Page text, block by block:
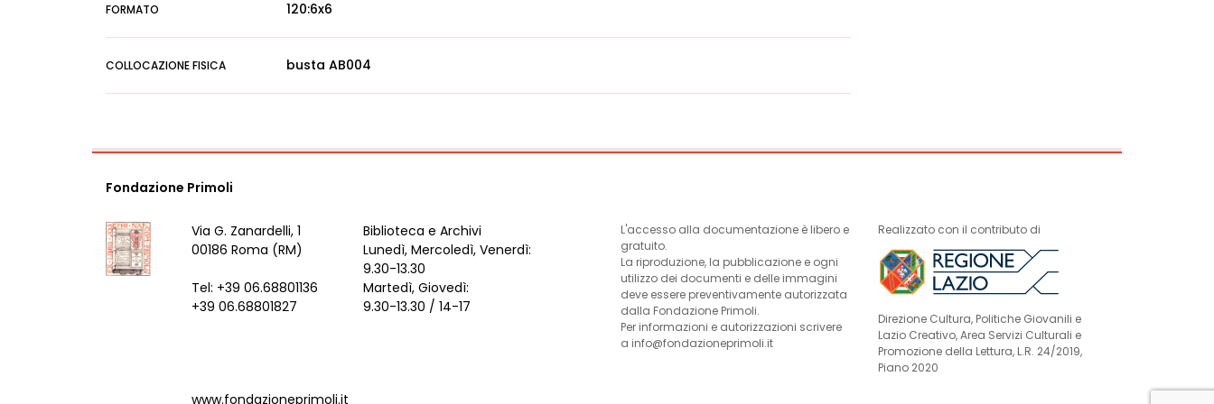
FORMATO 120:6x6
COLLOCAZIONE FISICA busta AB004
Fondazione Primoli
Via G. Zanardelli, 1
00186 Roma (RM)
Tel: +39 06.68801136
+39 06.68801827
Biblioteca e Archivi
Lunedì, Mercoledì, Venerdì:
9.30-13.30
Martedì, Giovedì:
9.30-13.30 / 14-17
L'accesso alla documentazione è libero e
gratuito.
La riproduzione, la pubblicazione e ogni
utilizzo dei documenti e delle immagini
deve essere preventivamente autorizzata
dalla Fondazione Primoli.
Per informazioni e autorizzazioni scrivere
a info@fondazioneprimoli.it
Realizzato con il contributo di
Direzione Cultura, Politiche Giovanili e
Lazio Creativo, Area Servizi Culturali e
Promozione della Lettura, L.R. 24/2019,
Piano 2020
www.fondazioneprimoli.it